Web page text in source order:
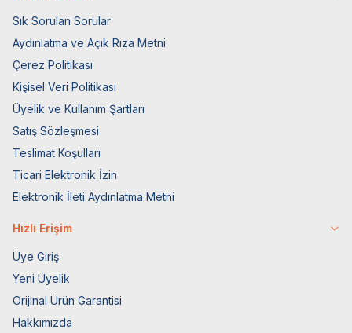
Sık Sorulan Sorular
Aydınlatma ve Açık Rıza Metni
Çerez Politikası
Kişisel Veri Politikası
Üyelik ve Kullanım Şartları
Satış Sözleşmesi
Teslimat Koşulları
Ticari Elektronik İzin
Elektronik İleti Aydınlatma Metni
Hızlı Erişim
Üye Giriş
Yeni Üyelik
Orijinal Ürün Garantisi
Hakkımızda